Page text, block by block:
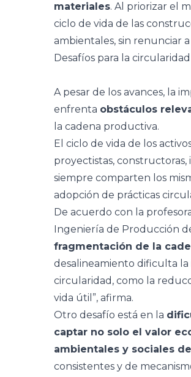
materiales. Al priorizar el
ciclo de vida de las
ambientales, sin renunciar
Desafíos para la
A pesar de los avances, la
enfrenta obstáculos
la cadena productiva.
El ciclo de vida de los
proyectistas,
siempre comparten los
adopción de prácticas
De acuerdo con la
Ingeniería de Producción
fragmentación de la
desalineamiento dificulta la
circularidad, como la
vida útil”, afirma.
Otro desafío está en la
captar no solo el valor
ambientales y sociales
consistentes y de